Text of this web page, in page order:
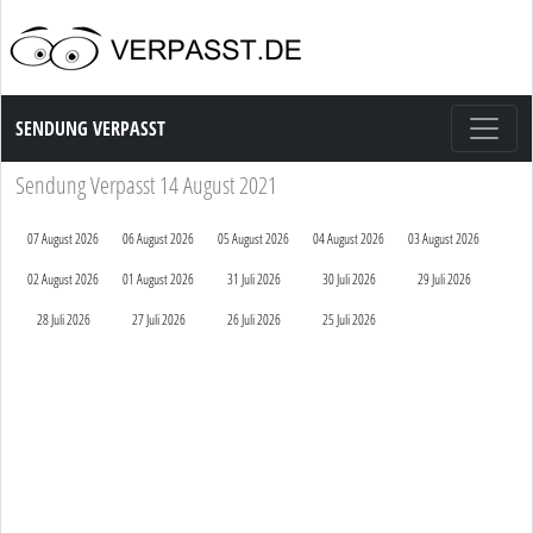
Sendung Verpasst
SENDUNG VERPASST
Sendung Verpasst 14 August 2021
07 August 2026 06 August 2026 05 August 2026 04 August 2026
03 August 2026
02 August 2026
01 August 2026 31 Juli 2026 30 Juli 2026
29 Juli 2026
28 Juli 2026
27 Juli 2026 26 Juli 2026 25 Juli 2026